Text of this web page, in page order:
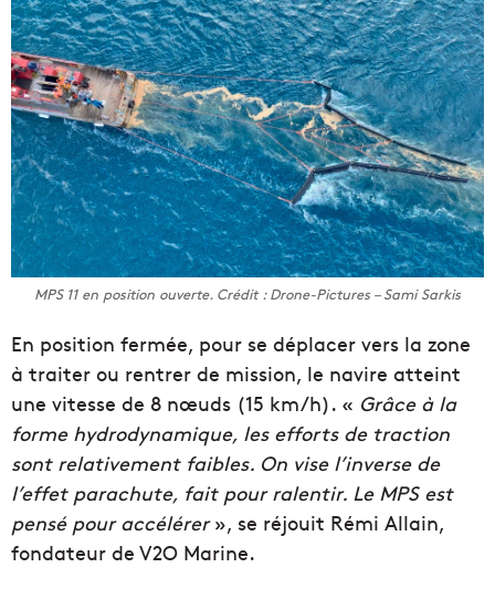
MPS 11 en position ouverte. Crédit : Drone-Pictures – Sami Sarkis
En position fermée, pour se déplacer vers la zone
à traiter ou rentrer de mission, le navire atteint
une vitesse de 8 nœuds (15 km/h). « Grâce à la
forme hydrodynamique, les efforts de traction
sont relativement faibles. On vise l’inverse de
l’effet parachute, fait pour ralentir. Le MPS est
pensé pour accélérer», se réjouit Rémi Allain,
fondateur de V2O Marine.